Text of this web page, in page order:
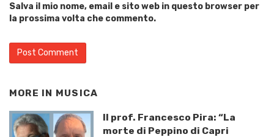
Salva il mio nome, email e sito web in questo browser per
la prossima volta che commento.
MORE IN MUSICA
Il prof. Francesco Pira: “La
morte di Peppino di Capri